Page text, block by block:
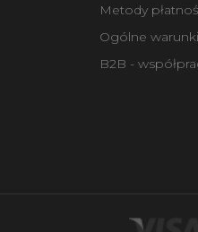
Metody
Ogólne
B2B -